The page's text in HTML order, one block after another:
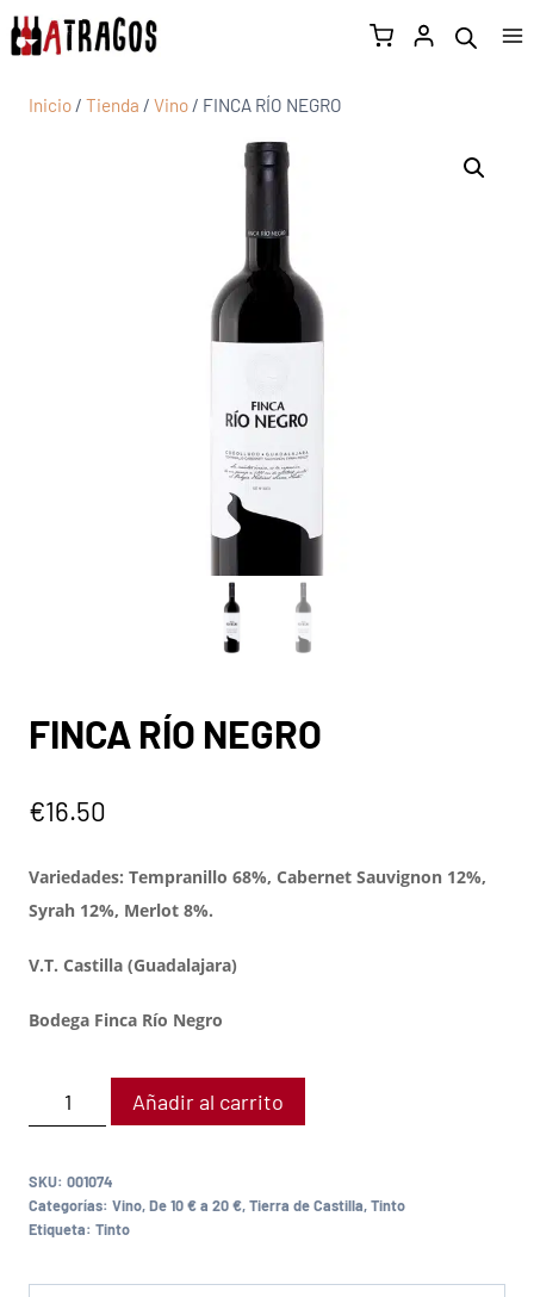
Inicio / Tienda / Vino / FINCA RÍO NEGRO
FINCA RÍO NEGRO
€16.50
Variedades: Tempranillo 68%, Cabernet Sauvignon 12%,
Syrah 12%, Merlot 8%.
V.T. Castilla (Guadalajara)
Bodega Finca Río Negro
Añadir al carrito
SKU: 001074
Categorías: Vino,De 10 € a 20 €,Tierra de Castilla,Tinto
Etiqueta: Tinto